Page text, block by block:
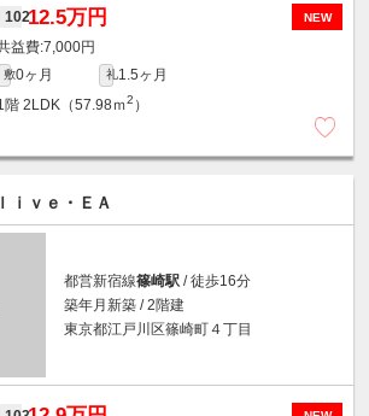
NEW
10212.5万円
7,000円
敷0ヶ月 礼1.5ヶ月
階 2LDK（57.98ｍ2 ）
ｉｖｅ・ＥＡ
都営新宿線篠崎駅 / 徒歩16分
築年月新築 / 2階建
東京都江戸川区篠崎町４丁目